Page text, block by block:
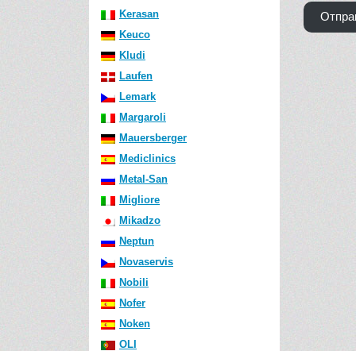
Kerasan
Keuco
Kludi
Laufen
Lemark
Margaroli
Mauersberger
Mediclinics
Metal-San
Migliore
Mikadzo
Neptun
Novaservis
Nobili
Nofer
Noken
OLI